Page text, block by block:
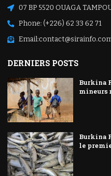
07 BP 5520 OUAGA
Phone: (+226) 62 33 62 71
Email:
DERNIERS POSTS
Burkina
mineurs
Burkina
le